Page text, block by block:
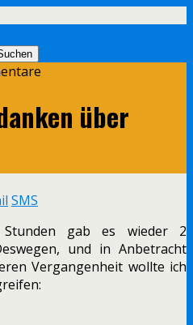
über
SMS
gab es wieder 2
und in Anbetracht
Vergangenheit wollte ich